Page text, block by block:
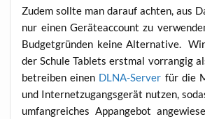
Zudem soll­te man dar­auf ach­ten, aus
nur einen Gerä­te­ac­count zu
Bud­get­grün­den kei­ne Alter­na­ti­ve.
der Schu­le Tablets erst­mal vor­ran­gig
betrei­ben einen DLNA-Ser­ver für die
und Inter­net­zu­gangs­ge­rät nut­zen,
umfang­rei­ches App­an­ge­bot